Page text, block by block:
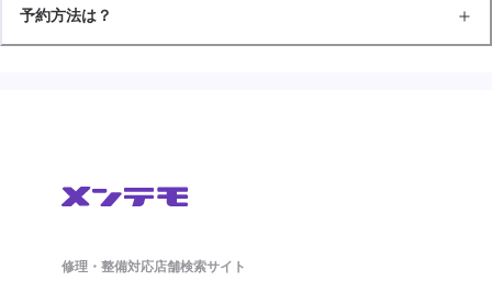
予約方法は？
修理・整備対応店舗検索サイト